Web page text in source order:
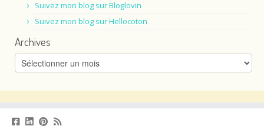
Suivez mon blog sur Bloglovin
Suivez mon blog sur Hellocoton
Archives
Archives